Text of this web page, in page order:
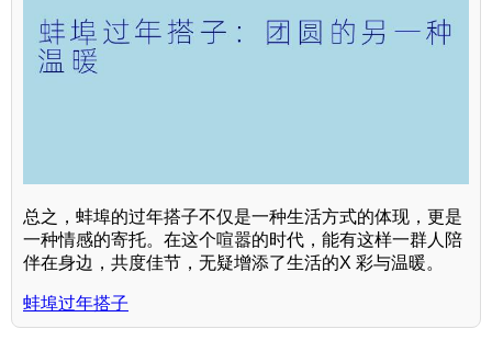
总之，蚌埠的过年搭子不仅是一种生活方式的体现，更是
一种情感的寄托。在这个喧嚣的时代，能有这样一群人陪
伴在身边，共度佳节，无疑增添了生活的X 彩与温暖。
蚌埠过年搭子